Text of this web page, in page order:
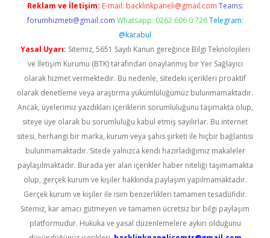
Reklam ve İletişim: E-mail: backlinkpaneli@gmail.com Teams:
forumhizmeti@gmail.com Whatsapp: 0262 606 0 726 Telegram:
@karabul
Yasal Uyarı: Sitemiz, 5651 Sayılı Kanun gereğince Bilgi Teknolojileri
ve İletişim Kurumu (BTK) tarafından onaylanmış bir Yer Sağlayıcı
olarak hizmet vermektedir. Bu nedenle, sitedeki içerikleri proaktif
olarak denetleme veya araştırma yükümlülüğümüz bulunmamaktadır.
Ancak, üyelerimiz yazdıkları içeriklerin sorumluluğunu taşımakta olup,
siteye üye olarak bu sorumluluğu kabul etmiş sayılırlar. Bu internet
sitesi, herhangi bir marka, kurum veya şahıs şirketi ile hiçbir bağlantısı
bulunmamaktadır. Sitede yalnızca kendi hazırladığımız makaleler
paylaşılmaktadır. Burada yer alan içerikler haber niteliği taşımamakta
olup, gerçek kurum ve kişiler hakkında paylaşım yapılmamaktadır.
Gerçek kurum ve kişiler ile isim benzerlikleri tamamen tesadüfidir.
Sitemiz, kar amacı gütmeyen ve tamamen ücretsiz bir bilgi paylaşım
platformudur. Hukuka ve yasal düzenlemelere aykırı olduğunu